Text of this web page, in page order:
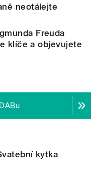
neotálejte
Freuda
klíče a objevujete
kytka